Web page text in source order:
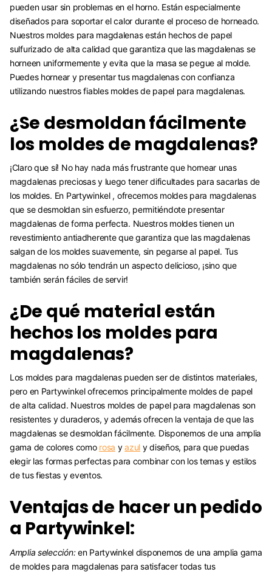
pueden usar sin problemas en el horno. Están especialmente
diseñados para soportar el calor durante el proceso de horneado.
Nuestros moldes para magdalenas están hechos de papel
sulfurizado de alta calidad que garantiza que las magdalenas se
horneen uniformemente y evita que la masa se pegue al molde.
Puedes hornear y presentar tus magdalenas con confianza
utilizando nuestros fiables moldes de papel para magdalenas.
¿Se desmoldan fácilmente
los moldes de magdalenas?
¡Claro que sí! No hay nada más frustrante que hornear unas
magdalenas preciosas y luego tener dificultades para sacarlas de
los moldes. En Partywinkel , ofrecemos moldes para magdalenas
que se desmoldan sin esfuerzo, permitiéndote presentar
magdalenas de forma perfecta. Nuestros moldes tienen un
revestimiento antiadherente que garantiza que las magdalenas
salgan de los moldes suavemente, sin pegarse al papel. Tus
magdalenas no sólo tendrán un aspecto delicioso, ¡sino que
también serán fáciles de servir!
¿De qué material están
hechos los moldes para
magdalenas?
Los moldes para magdalenas pueden ser de distintos materiales,
pero en Partywinkel ofrecemos principalmente moldes de papel
de alta calidad. Nuestros moldes de papel para magdalenas son
resistentes y duraderos, y además ofrecen la ventaja de que las
magdalenas se desmoldan fácilmente. Disponemos de una amplia
gama de colores como rosa yazul y diseños, para que puedas
elegir las formas perfectas para combinar con los temas y estilos
de tus fiestas y eventos.
Ventajas de hacer un pedido
a Partywinkel:
Amplia selección:en Partywinkel disponemos de una amplia gama
de moldes para magdalenas para satisfacer todas tus